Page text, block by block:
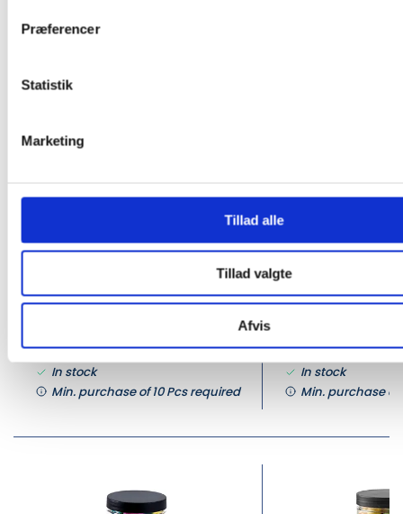
Præferencer
Statistik
Marketing
Tillad alle
Tillad valgte
Afvis
Dansk Lakridskugle m/dulce
chokolade & Karamel - Stor
In stock
Min. purchase of 10 Pcs required
Glas - Påskerox
DKK 145.00
In stock
Min. purchase of